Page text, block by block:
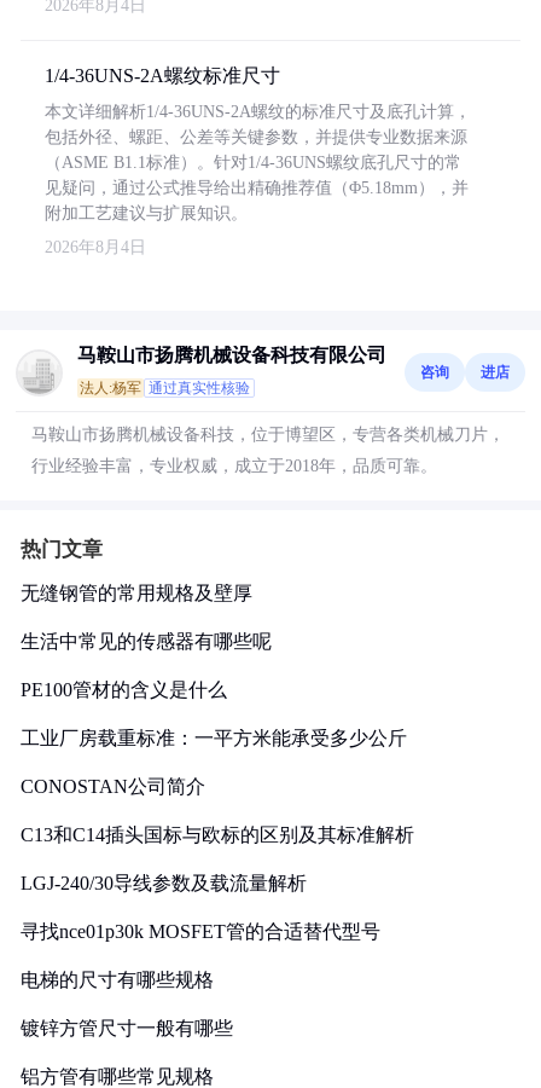
2026年8月4日
1/4-36UNS-2A螺纹标准尺寸
本文详细解析1/4-36UNS-2A螺纹的标准尺寸及底孔计算，
包括外径、螺距、公差等关键参数，并提供专业数据来源
（ASME B1.1标准）。针对1/4-36UNS螺纹底孔尺寸的常
见疑问，通过公式推导给出精确推荐值（Φ5.18mm），并
附加工艺建议与扩展知识。
2026年8月4日
马鞍山市扬腾机械设备科技有限公司
法人:杨军 通过真实性核验
咨询 进店
马鞍山市扬腾机械设备科技，位于博望区，专营各类机械刀片，
行业经验丰富，专业权威，成立于2018年，品质可靠。
热门文章
无缝钢管的常用规格及壁厚
生活中常见的传感器有哪些呢
PE100管材的含义是什么
工业厂房载重标准：一平方米能承受多少公斤
CONOSTAN公司简介
C13和C14插头国标与欧标的区别及其标准解析
LGJ-240/30导线参数及载流量解析
寻找nce01p30k MOSFET管的合适替代型号
电梯的尺寸有哪些规格
镀锌方管尺寸一般有哪些
铝方管有哪些常见规格